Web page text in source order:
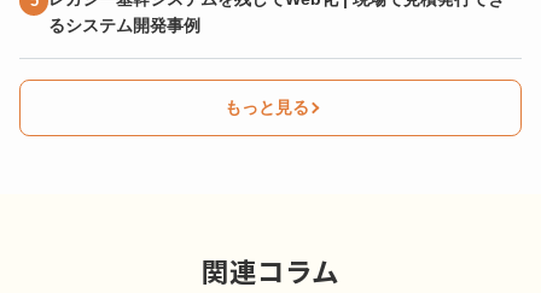
るシステム開発事例
もっと見る
関連コラム